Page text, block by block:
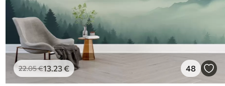
22.05€13.23€ 48